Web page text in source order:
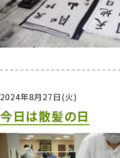
2024年8月27日(火)
今日は散髪の日